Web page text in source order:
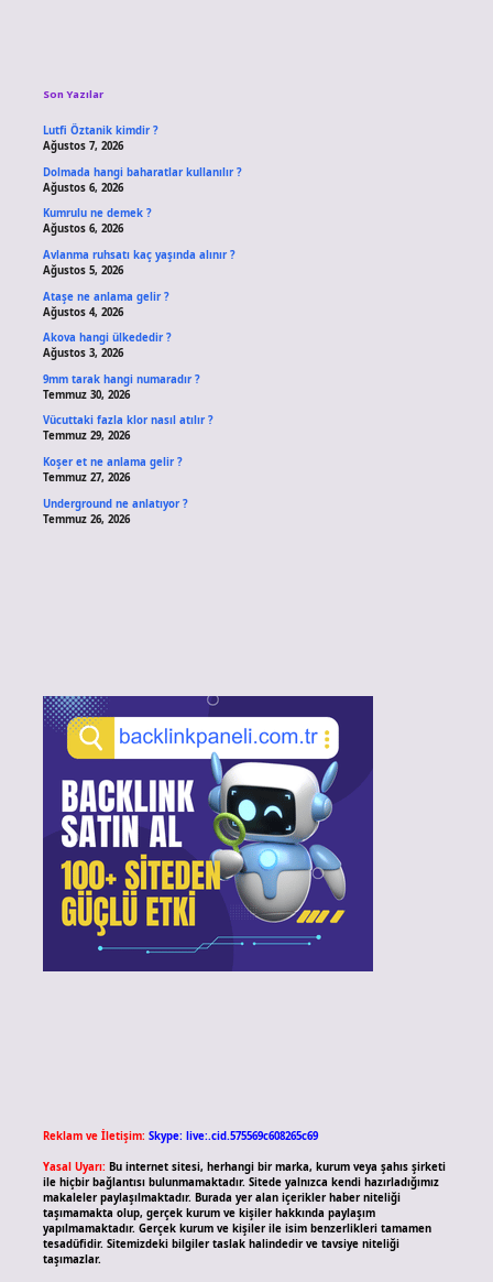
Son Yazılar
Lutfi Öztanik kimdir ?
Ağustos 7, 2026
Dolmada hangi baharatlar kullanılır ?
Ağustos 6, 2026
Kumrulu ne demek ?
Ağustos 6, 2026
Avlanma ruhsatı kaç yaşında alınır ?
Ağustos 5, 2026
Ataşe ne anlama gelir ?
Ağustos 4, 2026
Akova hangi ülkededir ?
Ağustos 3, 2026
9mm tarak hangi numaradır ?
Temmuz 30, 2026
Vücuttaki fazla klor nasıl atılır ?
Temmuz 29, 2026
Koşer et ne anlama gelir ?
Temmuz 27, 2026
Underground ne anlatıyor ?
Temmuz 26, 2026
Reklam ve İletişim: Skype: live:.cid.575569c608265c69
Yasal Uyarı: Bu internet sitesi, herhangi bir marka, kurum veya şahıs şirketi
ile hiçbir bağlantısı bulunmamaktadır. Sitede yalnızca kendi hazırladığımız
makaleler paylaşılmaktadır. Burada yer alan içerikler haber niteliği
taşımamakta olup, gerçek kurum ve kişiler hakkında paylaşım
yapılmamaktadır. Gerçek kurum ve kişiler ile isim benzerlikleri tamamen
tesadüfidir. Sitemizdeki bilgiler taslak halindedir ve tavsiye niteliği
taşımazlar.